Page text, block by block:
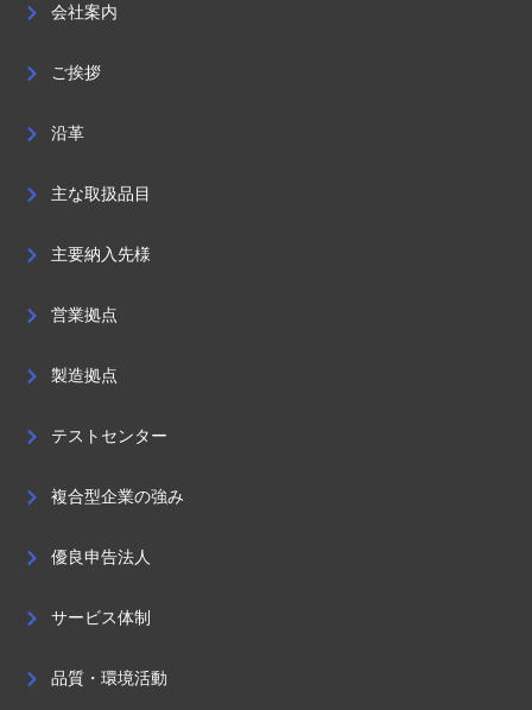
会社案内
ご挨拶
沿革
主な取扱品目
主要納入先様
営業拠点
製造拠点
テストセンター
複合型企業の強み
優良申告法人
サービス体制
品質・環境活動